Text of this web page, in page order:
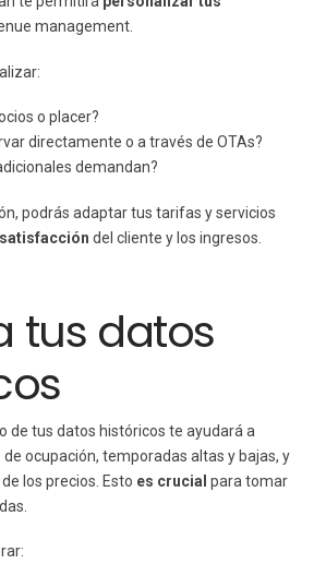
management.
o placer?
directamente o a través de OTAs?
demandan?
podrás adaptar tus tarifas y servicios
del cliente y los ingresos.
tus datos
de tus datos históricos te ayudará a
ocupación, temporadas altas y bajas, y
los precios. Esto es crucial para tomar